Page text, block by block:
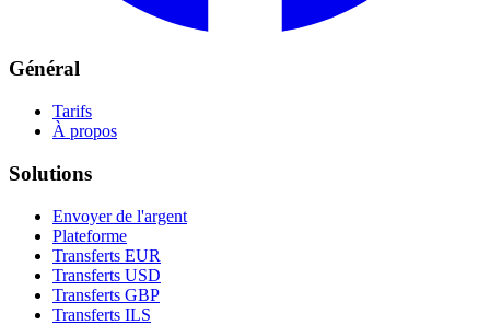
Général
Tarifs
À propos
Solutions
Envoyer de l'argent
Plateforme
Transferts EUR
Transferts USD
Transferts GBP
Transferts ILS